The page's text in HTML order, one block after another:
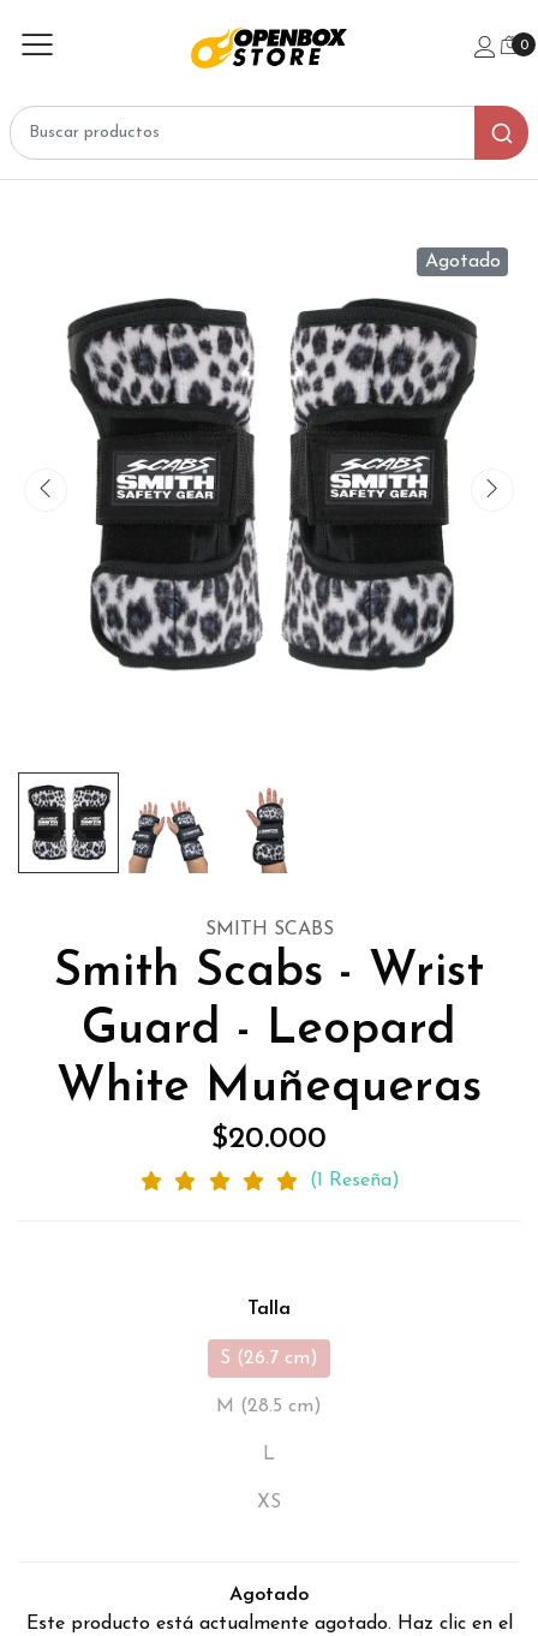
0
Agotado
SMITH SCABS
Smith Scabs - Wrist
Guard - Leopard
White Muñequeras
$20.000
(1 Reseña)
Talla
S (26.7 cm)
M (28.5 cm)
L
XS
Agotado
Este producto está actualmente agotado. Haz clic en el